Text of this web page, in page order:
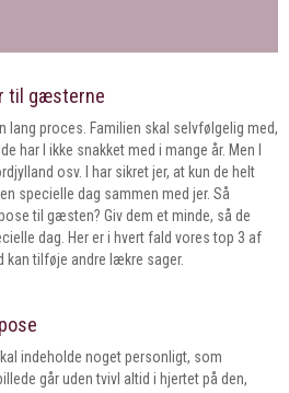
til gæsterne
lang proces. Familien skal selvfølgelig med,
har I ikke snakket med i mange år. Men I
osv. I har sikret jer, at kun de helt
specielle dag sammen med jer. Så
til gæsten? Giv dem et minde, så de
dag. Her er i hvert fald vores top 3 af
kan tilføje andre lækre sager.
indeholde noget personligt, som
går uden tvivl altid i hjertet på den,